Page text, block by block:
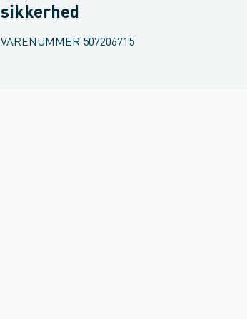
sikkerhed
VARENUMMER 507206715